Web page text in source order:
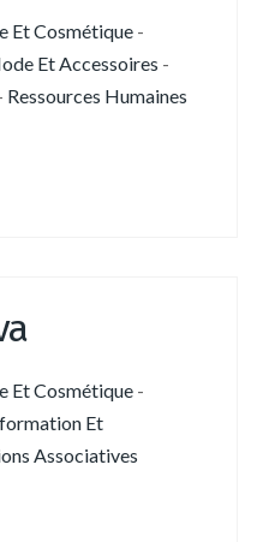
Et Cosmétique -
Et Accessoires -
Ressources Humaines
Et Cosmétique -
Et
Associatives